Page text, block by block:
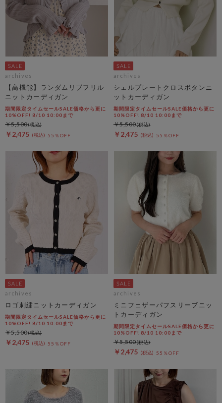
archives
【高機能】ランダムリブフリル
ニットカーディガン
期間限定タイムセールSALE価格から更に
10%OFF! 8/10 10:00まで
￥2,475 55％OFF
￥5,500
archives
シェルプレートクロスボタンニ
ットカーディガン
期間限定タイムセールSALE価格から更に
10%OFF! 8/10 10:00まで
￥2,475 55％OFF
￥5,500
archives
ロゴ刺繍ニットカーディガン
期間限定タイムセールSALE価格から更に
10%OFF! 8/10 10:00まで
￥2,475 55％OFF
￥5,500
archives
ミニフェザーパフスリーブニッ
トカーディガン
期間限定タイムセールSALE価格から更に
10%OFF! 8/10 10:00まで
￥2,475 55％OFF
￥5,500